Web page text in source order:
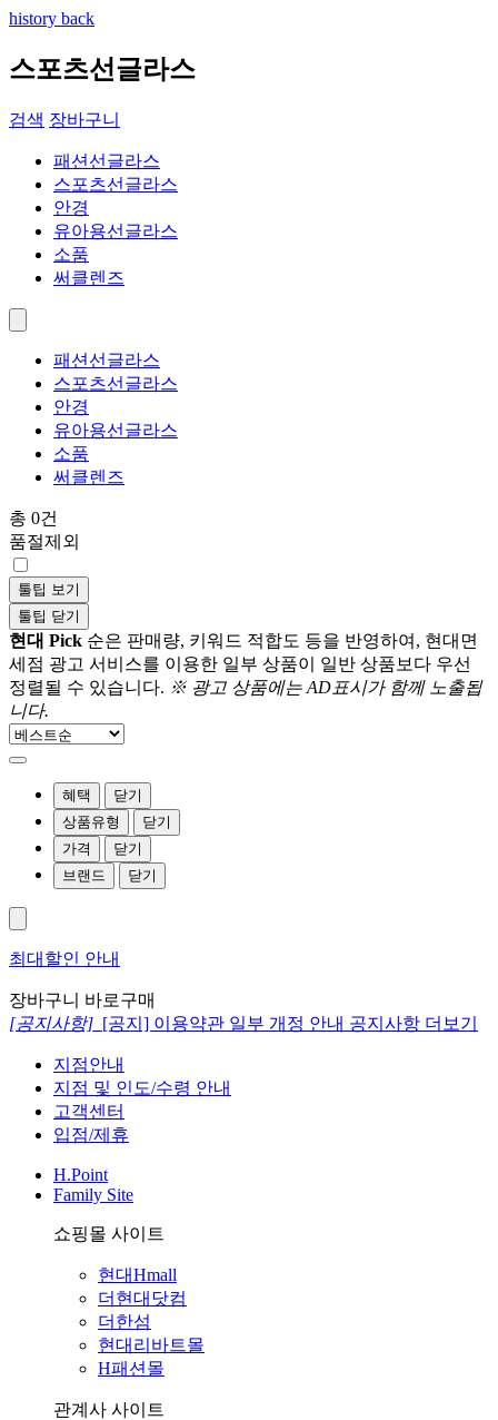
history back
스포츠선글라스
검색 장바구니
패션선글라스
스포츠선글라스
안경
유아용선글라스
소품
써클렌즈
패션선글라스
스포츠선글라스
안경
유아용선글라스
소품
써클렌즈
총 0건
품절제외
툴팁 보기
툴팁 닫기
현대 Pick 순은 판매량, 키워드 적합도 등을 반영하여, 현대면
세점 광고 서비스를 이용한 일부 상품이 일반 상품보다 우선
정렬될 수 있습니다. ※ 광고 상품에는 AD표시가 함께 노출됩
니다.
혜택
닫기
상품유형
닫기
가격
닫기
브랜드
닫기
최대할인 안내
장바구니 바로구매
[공지사항] [공지] 이용약관 일부 개정 안내 공지사항 더보기
지점안내
지점 및 인도/수령 안내
고객센터
입점/제휴
H.Point
Family Site
쇼핑몰 사이트
현대Hmall
더현대닷컴
더한섬
현대리바트몰
H패션몰
관계사 사이트